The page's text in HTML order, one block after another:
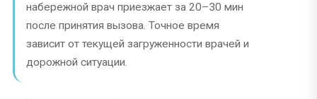
набережной врач приезжает за 20–30 мин
после принятия вызова. Точное время
зависит от текущей загруженности врачей и
дорожной ситуации.